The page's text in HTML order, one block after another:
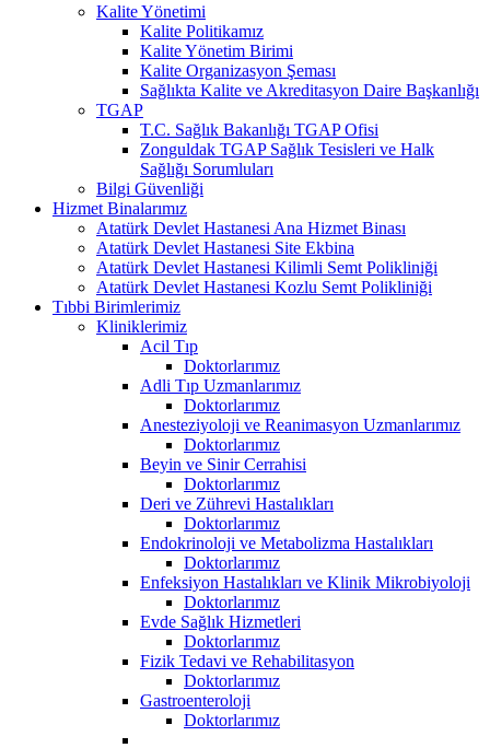
Kalite Yönetimi
Kalite Politikamız
Kalite Yönetim Birimi
Kalite Organizasyon Şeması
Sağlıkta Kalite ve Akreditasyon Daire Başkanlığı
TGAP
T.C. Sağlık Bakanlığı TGAP Ofisi
Zonguldak TGAP Sağlık Tesisleri ve Halk
Sağlığı Sorumluları
Bilgi Güvenliği
Hizmet Binalarımız
Atatürk Devlet Hastanesi Ana Hizmet Binası
Atatürk Devlet Hastanesi Site Ekbina
Atatürk Devlet Hastanesi Kilimli Semt Polikliniği
Atatürk Devlet Hastanesi Kozlu Semt Polikliniği
Tıbbi Birimlerimiz
Kliniklerimiz
Acil Tıp
Doktorlarımız
Adli Tıp Uzmanlarımız
Doktorlarımız
Anesteziyoloji ve Reanimasyon Uzmanlarımız
Doktorlarımız
Beyin ve Sinir Cerrahisi
Doktorlarımız
Deri ve Zührevi Hastalıkları
Doktorlarımız
Endokrinoloji ve Metabolizma Hastalıkları
Doktorlarımız
Enfeksiyon Hastalıkları ve Klinik Mikrobiyoloji
Doktorlarımız
Evde Sağlık Hizmetleri
Doktorlarımız
Fizik Tedavi ve Rehabilitasyon
Doktorlarımız
Gastroenteroloji
Doktorlarımız